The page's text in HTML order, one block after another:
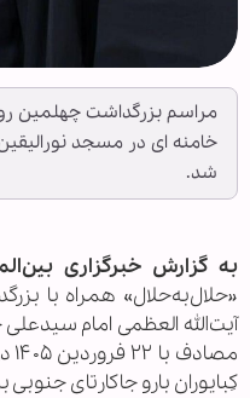
مراسم بزرگداشت چهلمین
خامنه ای در مسجد
شد.
به گزارش خبرگزاری
«حلال‌به‌حلال» همراه با
کِبایوران بارو جاکارتای